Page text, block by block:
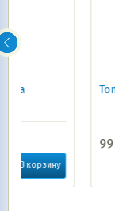
Tommee
UZS